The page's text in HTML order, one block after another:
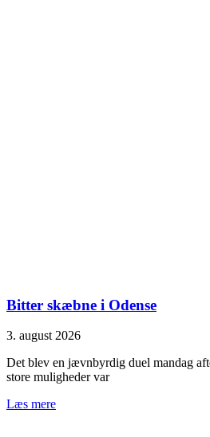
Bitter skæbne i Odense
3. august 2026
Det blev en jævnbyrdig duel mandag
store muligheder var
Læs mere